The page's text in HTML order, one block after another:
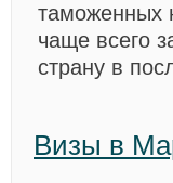
таможенных
чаще всего
страну в
Визы в